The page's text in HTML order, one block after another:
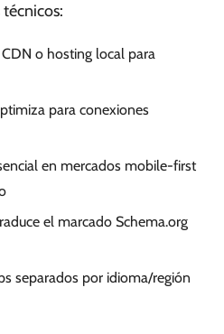
CDN o hosting local para
para conexiones
en mercados mobile-first
el marcado Schema.org
separados por idioma/región